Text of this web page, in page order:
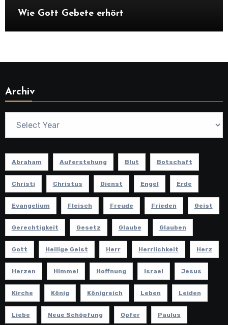
Wie Gott Gebete erhört
Archiv
Abraham Auferstehung Blut Botschaft
Christi Christus Dienst Engel Erde
Evangelium Fleisch Freude Frieden Geist
Gerechtigkeit Gesetz Glaube Glauben
Gott Heilige Geist Herr Herrlichkeit Herz
Herzen Himmel Hoffnung Israel Jesus
Kirche König Königreich Leben Leiden
Liebe Neue Schöpfung Opfer Paulus